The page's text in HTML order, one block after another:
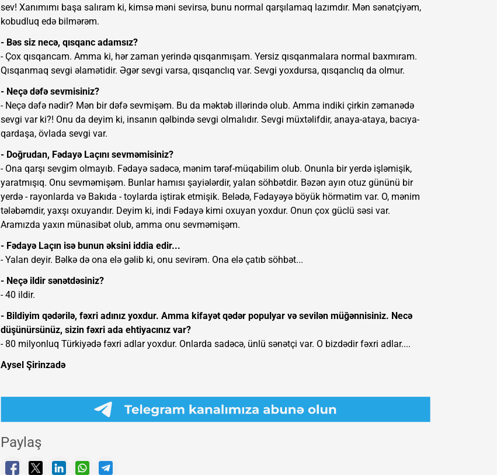
sev! Xanımımı başa salıram ki, kimsə məni sevirsə, bunu normal qarşılamaq lazımdır. Mən sənətçiyəm,
kobudluq edə bilmərəm.
- Bəs siz necə, qısqanc adamsız?
- Çox qısqancam. Amma ki, hər zaman yerində qısqanmışam. Yersiz qısqanmalara normal baxmıram.
Qısqanmaq sevgi əlamətidir. Əgər sevgi varsa, qısqanclıq var. Sevgi yoxdursa, qısqanclıq da olmur.
- Neçə dəfə sevmisiniz?
- Neçə dəfə nədir? Mən bir dəfə sevmişəm. Bu da məktəb illərində olub. Amma indiki çirkin zəmanədə
sevgi var ki?! Onu da deyim ki, insanın qəlbində sevgi olmalıdır. Sevgi müxtəlifdir, anaya-ataya, bacıya-
qardaşa, övlada sevgi var.
- Doğrudan, Fədayə Laçını sevməmisiniz?
- Ona qarşı sevgim olmayıb. Fədayə sadəcə, mənim tərəf-müqabilim olub. Onunla bir yerdə işləmişik,
yaratmışıq. Onu sevməmişəm. Bunlar hamısı şayiələrdir, yalan söhbətdir. Bəzən ayın otuz gününü bir
yerdə - rayonlarda və Bakıda - toylarda iştirak etmişik. Belədə, Fədayəyə böyük hörmətim var. O, mənim
tələbəmdir, yaxşı oxuyandır. Deyim ki, indi Fədayə kimi oxuyan yoxdur. Onun çox güclü səsi var.
Aramızda yaxın münasibət olub, amma onu sevməmişəm.
- Fədayə Laçın isə bunun əksini iddia edir...
- Yalan deyir. Bəlkə də ona elə gəlib ki, onu sevirəm. Ona elə çatıb söhbət...
- Neçə ildir sənətdəsiniz?
- 40 ildir.
- Bildiyim qədərilə, fəxri adınız yoxdur. Amma kifayət qədər populyar və sevilən müğənnisiniz. Necə
düşünürsünüz, sizin fəxri ada ehtiyacınız var?
- 80 milyonluq Türkiyədə fəxri adlar yoxdur. Onlarda sadəcə, ünlü sənətçi var. O bizdədir fəxri adlar....
Aysel Şirinzadə
Paylaş